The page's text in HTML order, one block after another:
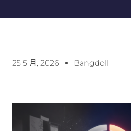
25 5 月, 2026 Bangdoll